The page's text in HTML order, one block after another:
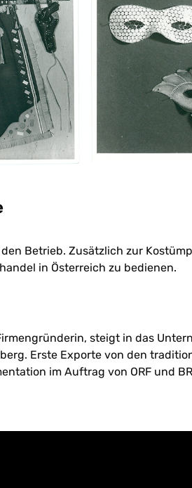
Betrieb. Zusätzlich zur
in Österreich zu bedienen.
steigt in das
Erste Exporte von den
im Auftrag von ORF und